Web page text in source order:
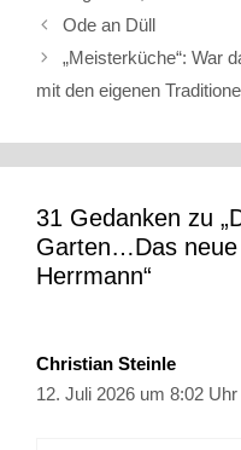
Ode an Düll
„Meisterküche“: War
mit den eigenen
31 Gedanken zu
Garten…Das neue
Herrmann“
Christian Steinle
12. Juli 2026 um 8:02 Uhr